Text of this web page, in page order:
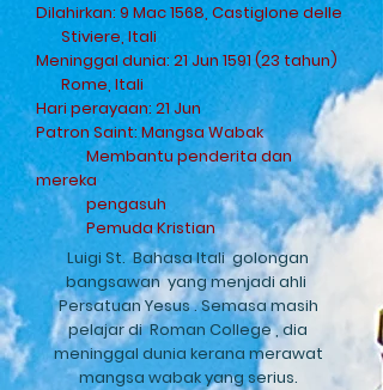
Dilahirkan: 9 Mac 1568, Castiglone delle
Stiviere, Itali
Meninggal dunia: 21 Jun 1591 (23 tahun)
Rome, Itali
Hari perayaan: 21 Jun
Patron Saint: Mangsa Wabak
Membantu penderita dan
mereka
pengasuh
Pemuda Kristian
Luigi St.Bahasa Itali golongan
bangsawanyang menjadi ahli
Persatuan Yesus. Semasa masih
pelajar diRoman College, dia
meninggal dunia kerana merawat
mangsa wabak yang serius.